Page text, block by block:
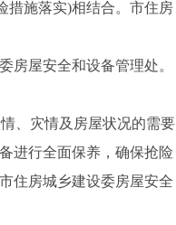
措施落实)相结合。市住房
房屋安全和设备管理处。
、灾情及房屋状况的需要
进行全面保养，确保抢险
住房城乡建设委房屋安全